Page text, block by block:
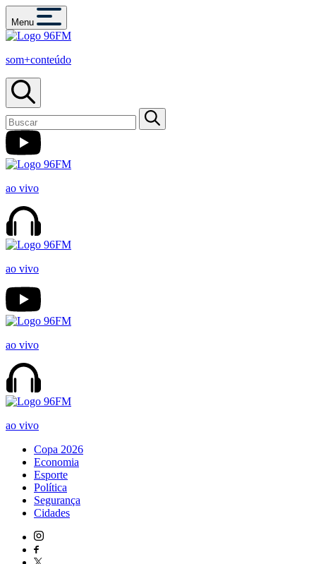
Menu
som+conteúdo
ao vivo
ao vivo
ao vivo
ao vivo
Copa 2026
Economia
Esporte
Política
Segurança
Cidades